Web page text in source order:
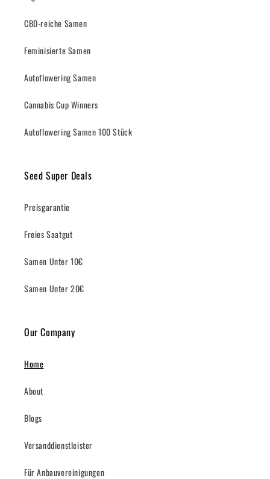
CBD-reiche Samen
Feminisierte Samen
Autoflowering Samen
Cannabis Cup Winners
Autoflowering Samen 100 Stück
Seed Super Deals
Preisgarantie
Freies Saatgut
Samen Unter 10€
Samen Unter 20€
Our Company
Home
About
Blogs
Versanddienstleister
Für Anbauvereinigungen